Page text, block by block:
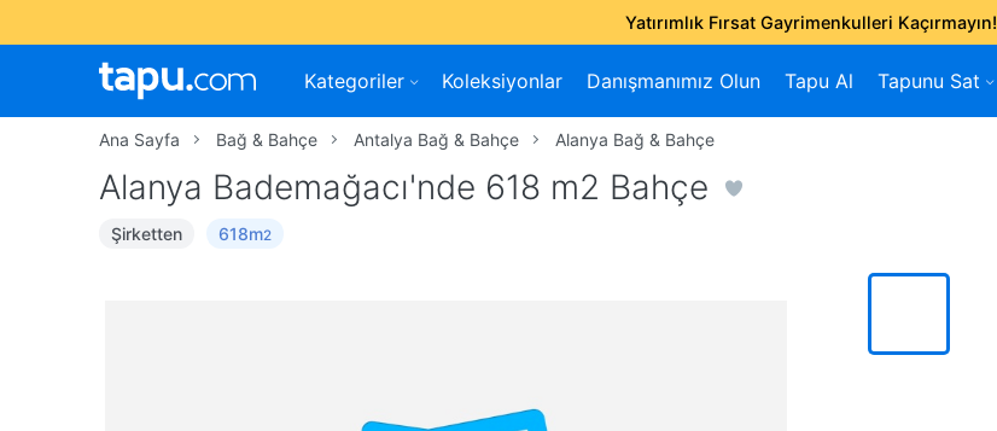
Yatırımlık Fırsat Gayrimenkulleri Kaçırmayın!
Kategoriler Koleksiyonlar Danışmanımız Olun Tapu Al Tapunu Sat
Ana Sayfa Bağ & Bahçe Antalya Bağ & Bahçe Alanya Bağ & Bahçe
Alanya Bademağacı'nde 618 m2 Bahçe
Şirketten 618m2